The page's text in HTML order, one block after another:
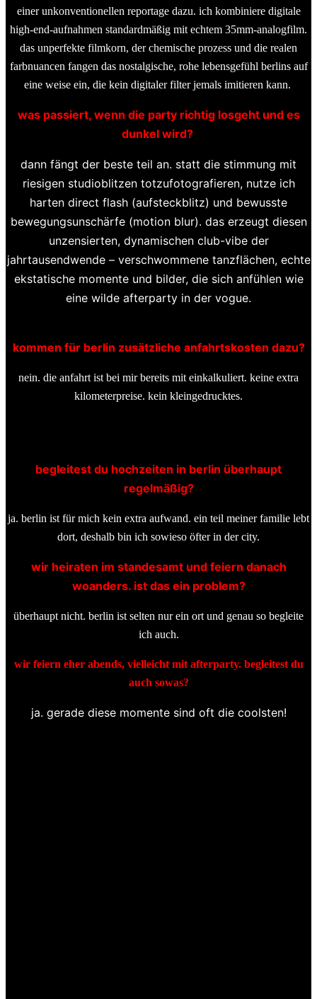
einer unkonventionellen reportage dazu. ich kombiniere digitale
high-end-aufnahmen standardmäßig mit echtem 35mm-analogfilm.
das unperfekte filmkorn, der chemische prozess und die realen
farbnuancen fangen das nostalgische, rohe lebensgefühl berlins auf
eine weise ein, die kein digitaler filter jemals imitieren kann.
was passiert, wenn die party richtig losgeht und es
dunkel wird?
dann fängt der beste teil an. statt die stimmung mit
riesigen studioblitzen totzufotografieren, nutze ich
harten direct flash (aufsteckblitz) und bewusste
bewegungsunschärfe (motion blur). das erzeugt diesen
unzensierten, dynamischen club-vibe der
jahrtausendwende – verschwommene tanzflächen, echte
ekstatische momente und bilder, die sich anfühlen wie
eine wilde afterparty in der vogue.
kommen für berlin zusätzliche anfahrtskosten dazu?
nein. die anfahrt ist bei mir bereits mit einkalkuliert. keine extra
kilometerpreise. kein kleingedrucktes.
begleitest du hochzeiten in berlin überhaupt
regelmäßig?
ja. berlin ist für mich kein extra aufwand. ein teil meiner familie lebt
dort, deshalb bin ich sowieso öfter in der city.
wir heiraten im standesamt und feiern danach
woanders. ist das ein problem?
überhaupt nicht. berlin ist selten nur ein ort und genau so begleite
ich auch.
wir feiern eher abends, vielleicht mit afterparty. begleitest du
auch sowas?
ja. gerade diese momente sind oft die coolsten!